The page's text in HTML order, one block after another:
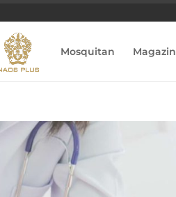
Mosquitan Magazin